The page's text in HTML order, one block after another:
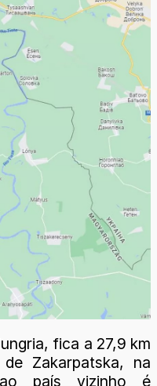
fica a 27,9 km
Zakarpatska, na
país vizinho é